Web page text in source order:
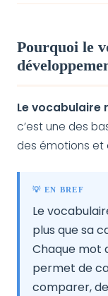
Pourquoi le
Le vocabulaire
c’est une des
des émotions et
💡 EN BREF
Le
plus que sa
Chaque mot
permet de
comparer,